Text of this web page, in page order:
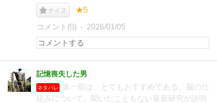
ナイス ★5
コメント(0) 2026/01/05
記憶喪失した男
ネタバレ
第一部は、とてもおすすめである。脳の仕
組みについて、聞いたこともない最新研究が説明